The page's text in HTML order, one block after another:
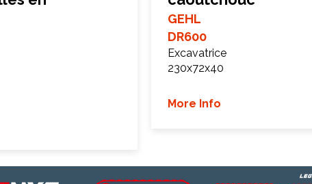
GEHL
DR600
Excavatrice
230x72x40
More Info